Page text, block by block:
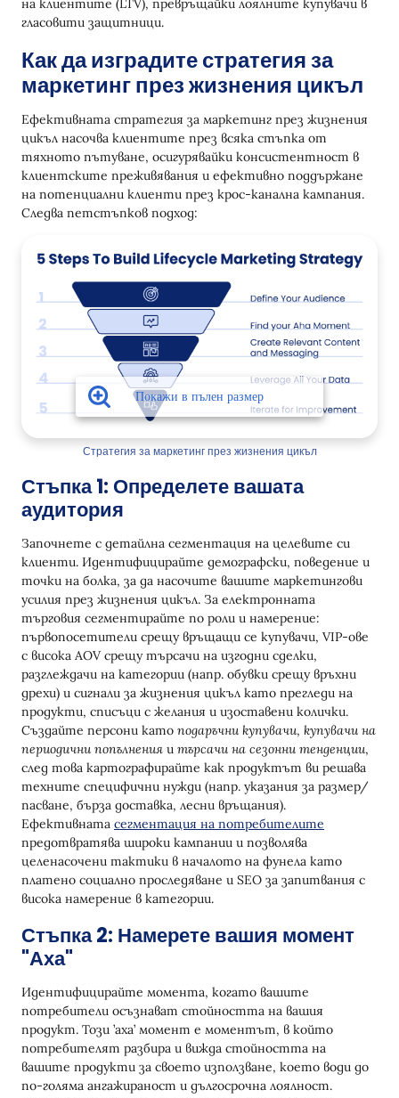
на клиентите (LTV), превръщайки лоялните купувачи в
гласовити защитници.
Как да изградите стратегия за
маркетинг през жизнения цикъл
Ефективната стратегия за маркетинг през жизнения
цикъл насочва клиентите през всяка стъпка от
тяхното пътуване, осигурявайки консистентност в
клиентските преживявания и ефективно поддържане
на потенциални клиенти през крос-канална кампания.
Следва петстъпков подход:
Стратегия за маркетинг през жизнения цикъл
Стъпка 1: Определете вашата
аудитория
Започнете с детайлна сегментация на целевите си
клиенти. Идентифицирайте демографски, поведение и
точки на болка, за да насочите вашите маркетингови
усилия през жизнения цикъл. За електронната
търговия сегментирайте по роли и намерение:
първопосетители срещу връщащи се купувачи, VIP-ове
с висока AOV срещу търсачи на изгодни сделки,
разглеждачи на категории (напр. обувки срещу връхни
дрехи) и сигнали за жизнения цикъл като прегледи на
продукти, списъци с желания и изоставени колички.
Създайте персони като подаръчни купувачи, купувачи на
периодични попълнения и търсачи на сезонни тенденции,
след това картографирайте как продуктът ви решава
техните специфични нужди (напр. указания за размер/
пасване, бърза доставка, лесни връщания).
Ефективната сегментация на потребителите
предотвратява широки кампании и позволява
целенасочени тактики в началото на фунела като
платено социално проследяване и SEO за запитвания с
висока намерение в категории.
Стъпка 2: Намерете вашия момент
"Аха"
Идентифицирайте момента, когато вашите
потребители осъзнават стойността на вашия
продукт. Този ’аха’ момент е моментът, в който
потребителят разбира и вижда стойността на
вашите продукти за своето използване, което води до
по-голяма ангажираност и дългосрочна лоялност.